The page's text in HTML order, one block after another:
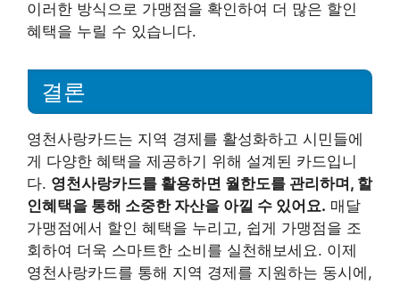
이러한 방식으로 가맹점을 확인하여 더 많은 할인
혜택을 누릴 수 있습니다.
결론
영천사랑카드는 지역 경제를 활성화하고 시민들에
게 다양한 혜택을 제공하기 위해 설계된 카드입니
다. 영천사랑카드를 활용하면 월한도를 관리하며, 할
인혜택을 통해 소중한 자산을 아낄 수 있어요. 매달
가맹점에서 할인 혜택을 누리고, 쉽게 가맹점을 조
회하여 더욱 스마트한 소비를 실천해보세요. 이제
영천사랑카드를 통해 지역 경제를 지원하는 동시에,